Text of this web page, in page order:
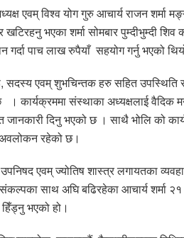
एवम् विश्व योग गुरु आचार्य राजन शर्मा
भएका शर्मा सोमबार पुम्दीभुम्दी शिव
गर्दा पाच लाख रुपैयाँ सहयोग गर्नु भएको
सदस्य एवम् शुभचिन्तक हरु सहित उपस्थिति
संस्थाका अध्यक्षलाई वैदिक
दिनु भएको छ । साथै भोलि को
अवलोकन रहेको छ।
एवम् ज्योतिष शास्त्र लगायतका
साथ अघि बढिरहेका आचार्य शर्मा
भएको हो।